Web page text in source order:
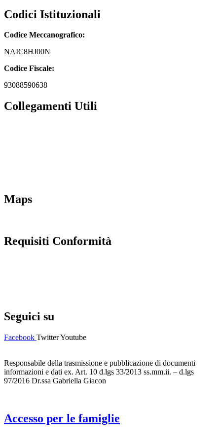
Codici Istituzionali
Codice Meccanografico:
NAIC8HJ00N
Codice Fiscale:
93088590638
Collegamenti Utili
Maps
Requisiti Conformità
Seguici su
Facebook TwitterYoutube
Responsabile della trasmissione e pubblicazione di documenti
informazioni e dati ex. Art. 10 d.lgs 33/2013 ss.mm.ii. – d.lgs
97/2016 Dr.ssa Gabriella Giacon
Accesso per le famiglie